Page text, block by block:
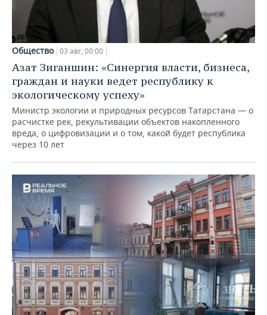
Общество 03 авг, 00:00
Азат Зиганшин: «Синергия власти, бизнеса,
граждан и науки ведет республику к
экологическому успеху»
Министр экологии и природных ресурсов Татарстана — о
расчистке рек, рекультивации объектов накопленного
вреда, о цифровизации и о том, какой будет республика
через 10 лет